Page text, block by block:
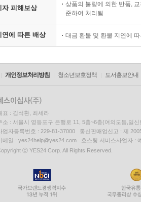
자 피해보상
상품의 불량에 의한 반품,
준하여 처리됨
연에 따른 배상 대금 환불 및 환불 지연에
개인정보처리방침 청소년보호정책 도서홍보안내
표 : 김석환, 최세라
소 : 서울시 영등포구 은행로 11, 5층~6층(여의도동,일신
업자등록번호 : 229-81-37000 통신판매업신고 : 제
메일 : yes24help@yes24.com 호스팅 서비스사업자 :
ⓒ YES24 Corp. All Rights Reserved.